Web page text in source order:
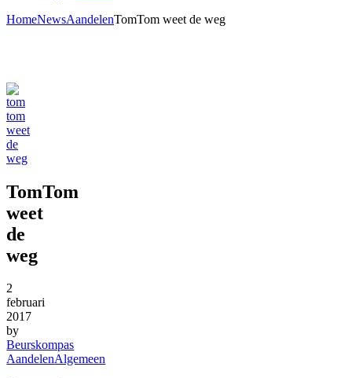
HomeNewsAandelenTomTom weet de weg
TomTom
weet
de
weg
2
februari
2017
by
Beurskompas
AandelenAlgemeen